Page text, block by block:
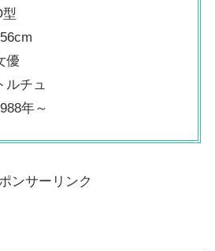
チュ
年～
ンサーリンク